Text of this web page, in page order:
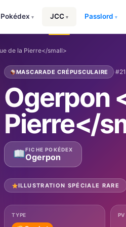
Pokédex ▾ JCC ▾ Passlord ▾
de la Pierre</small>
MASCARADE CRÉPUSCULAIRE ·
Ogerpon
Pierre</
FICHE POKÉDEX
Ogerpon
ILLUSTRATION SPÉCIALE RARE
TYPE PV